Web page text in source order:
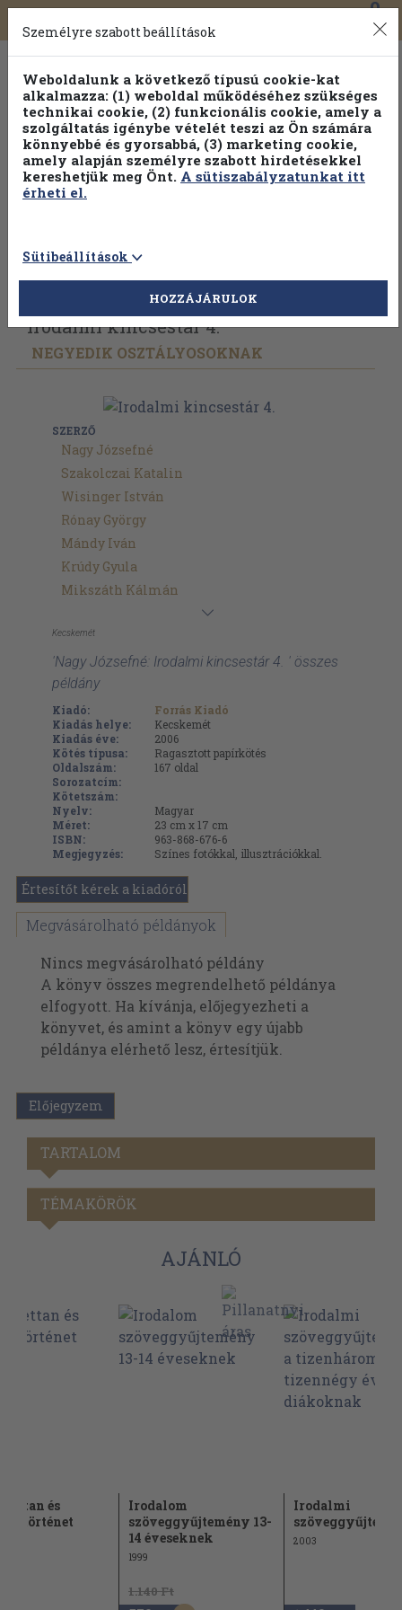
Toggle
navigation
0
Vissza az előző oldalra Válasszon példányt
Irodalmi kincsestár 4.
NEGYEDIK OSZTÁLYOSOKNAK
SZERZŐ
Nagy Józsefné
Szakolczai Katalin
Wisinger István
Rónay György
Mándy Iván
Krúdy Gyula
Mikszáth Kálmán
Kecskemét
'Nagy Józsefné: Irodalmi kincsestár 4. ' összes
példány
Kiadó:
Forrás Kiadó
Kiadás helye:
Kecskemét
Kiadás éve:
2006
Kötés típusa:
Ragasztott papírkötés
Oldalszám:
167 oldal
Sorozatcím:
Kötetszám:
Nyelv:
Magyar
Méret:
23 cm x 17 cm
ISBN:
963-868-676-6
Megjegyzés:
Színes fotókkal, illusztrációkkal.
Értesítőt kérek a kiadóról
Megvásárolható példányok
Nincs megvásárolható példány
A könyv összes megrendelhető példánya
elfogyott. Ha kívánja, előjegyezheti a
könyvet, és amint a könyv egy újabb
példánya elérhető lesz, értesítjük.
Előjegyzem
TARTALOM
TÉMAKÖRÖK
AJÁNLÓ
és
Irodalom
szöveggyűjtemény 13-
14 éveseknek
1999
1.140 Ft
Irodalmi
2003
Személyre szabott beállítások
Weboldalunk a következő típusú cookie-kat
alkalmazza: (1) weboldal működéséhez szükséges
technikai cookie, (2) funkcionális cookie, amely a
szolgáltatás igénybe vételét teszi az Ön számára
könnyebbé és gyorsabbá, (3) marketing cookie,
amely alapján személyre szabott hirdetésekkel
kereshetjük meg Önt. A sütiszabályzatunkat itt
érheti el.
Sütibeállítások
HOZZÁJÁRULOK